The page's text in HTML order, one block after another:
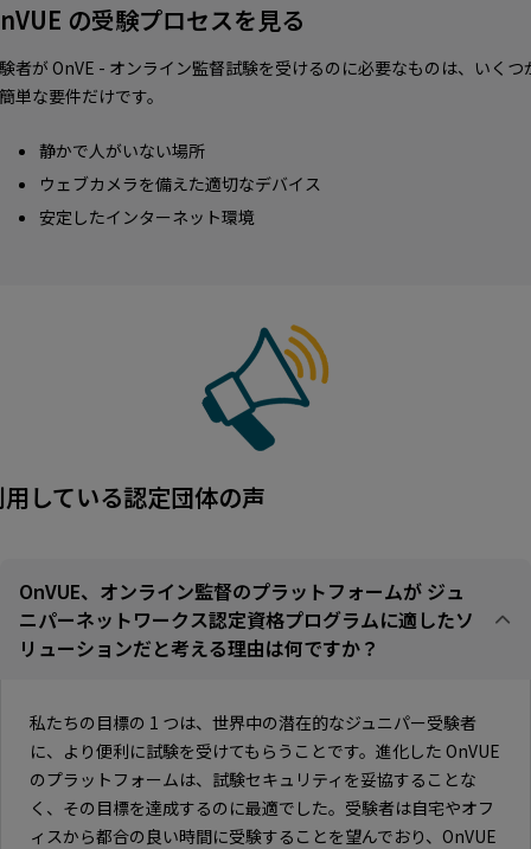
の受験プロセスを見る
者が OnVE - オンライン監督試験を受けるのに必要なものは、いくつ
単な要件だけです。
静かで人がいない場所
ウェブカメラを備えた適切なデバイス
安定したインターネット環境
している認定団体の声
OnVUE、オンライン監督のプラットフォームが ジュ
ニパーネットワークス認定資格プログラムに適したソ
リューションだと考える理由は何ですか？
私たちの目標の 1 つは、世界中の潜在的なジュニパー受験者
に、より便利に試験を受けてもらうことです。進化した OnVUE
のプラットフォームは、試験セキュリティを妥協することな
く、その目標を達成するのに最適でした。受験者は自宅やオフ
ィスから都合の良い時間に受験することを望んでおり、OnVUE